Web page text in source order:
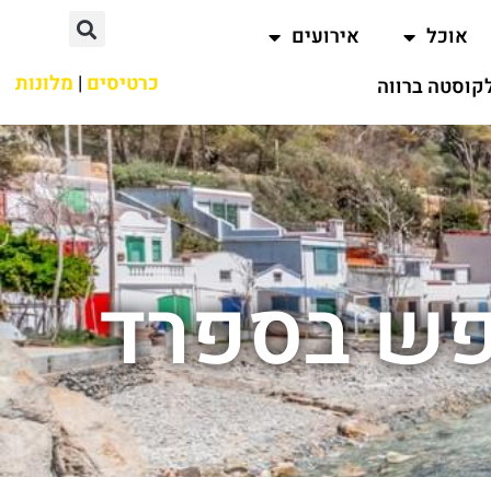
אוכל
אירועים
ברווה כרטיסים | מלונות
בספרד